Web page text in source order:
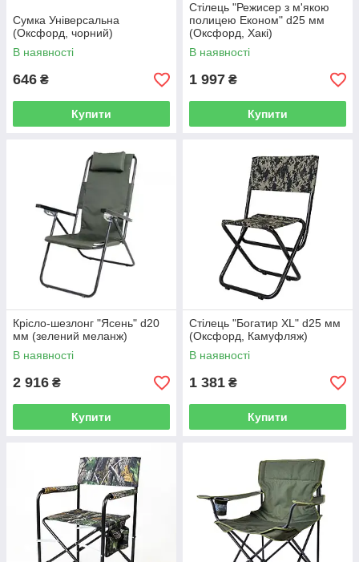
Сумка Універсальна
(Оксфорд, чорний)
В наявності
646 ₴
Купити
Стілець "Режисер з м'якою
полицею Економ" d25 мм
(Оксфорд, Хакі)
В наявності
1 997 ₴
Купити
Крісло-шезлонг "Ясень" d20
мм (зелений меланж)
В наявності
2 916 ₴
Купити
Стілець "Богатир XL" d25 мм
(Оксфорд, Камуфляж)
В наявності
1 381 ₴
Купити